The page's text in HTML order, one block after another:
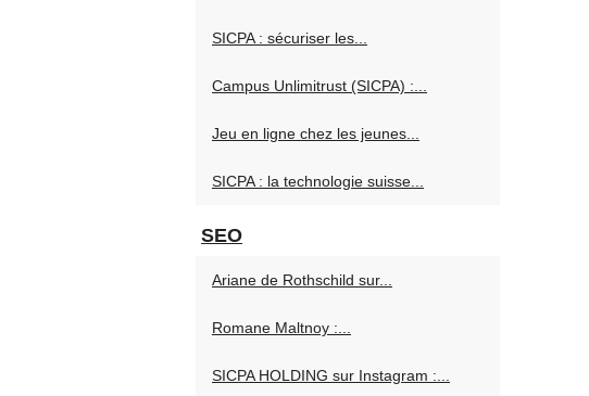
SICPA : sécuriser les...
Campus Unlimitrust (SICPA) :...
Jeu en ligne chez les jeunes...
SICPA : la technologie suisse...
SEO
Ariane de Rothschild sur...
Romane Maltnoy :...
SICPA HOLDING sur Instagram :...